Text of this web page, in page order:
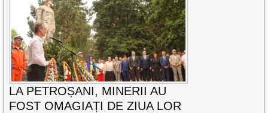
LA PETROȘANI, MINERII AU
FOST OMAGIAȚI DE ZIUA LOR